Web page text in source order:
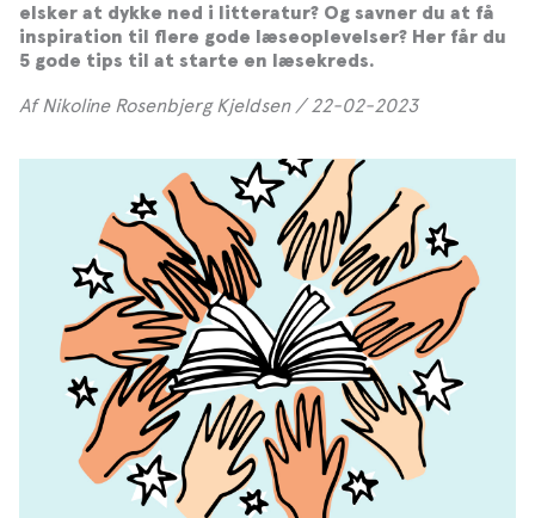
elsker at dykke ned i litteratur? Og savner du at få
inspiration til flere gode læseoplevelser? Her får du
5 gode tips til at starte en læsekreds.
Af Nikoline Rosenbjerg Kjeldsen / 22-02-2023